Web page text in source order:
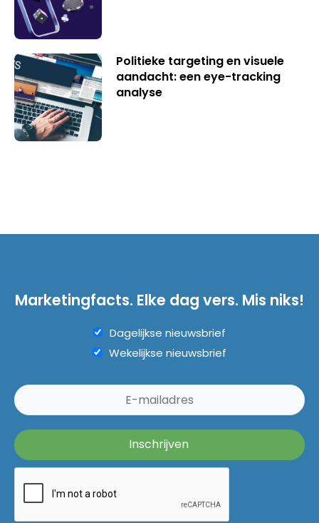
Politieke targeting en visuele
aandacht: een eye-tracking
analyse
Marketingfacts. Elke dag vers. Mis niks!
Dagelijkse nieuwsbrief
Wekelijkse nieuwsbrief